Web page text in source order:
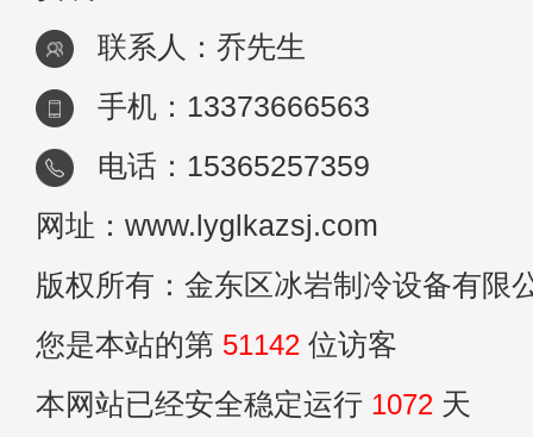
联系人：乔先生
手机：13373666563
电话：15365257359
网址：www.lyglkazsj.com
版权所有：金东区冰岩制冷设备有限
您是本站的第 51142 位访客
本网站已经安全稳定运行 1072 天